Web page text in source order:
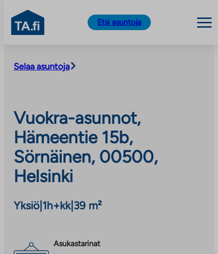
sisältöön
TA.fi
Etsi asuntoja
Selaa asuntoja
Vuokra-asunnot,
Hämeentie 15b,
Sörnäinen, 00500,
Helsinki
Yksiö 1h+kk| 39 m²
Asukastarinat